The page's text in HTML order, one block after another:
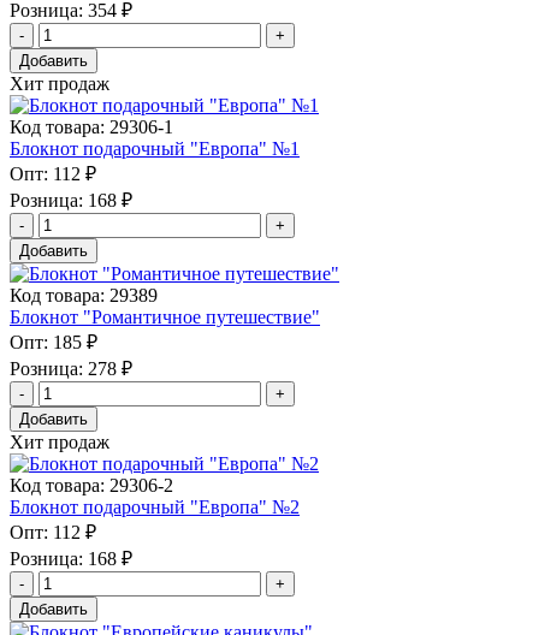
Розница: 354 ₽
Добавить
Хит продаж
Код товара: 29306-1
Блокнот подарочный "Европа" №1
Опт: 112 ₽
Розница: 168 ₽
Добавить
Код товара: 29389
Блокнот "Романтичное путешествие"
Опт: 185 ₽
Розница: 278 ₽
Добавить
Хит продаж
Код товара: 29306-2
Блокнот подарочный "Европа" №2
Опт: 112 ₽
Розница: 168 ₽
Добавить